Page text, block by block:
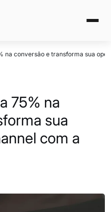
na conversão e transforma sua
75% na
sua
com a